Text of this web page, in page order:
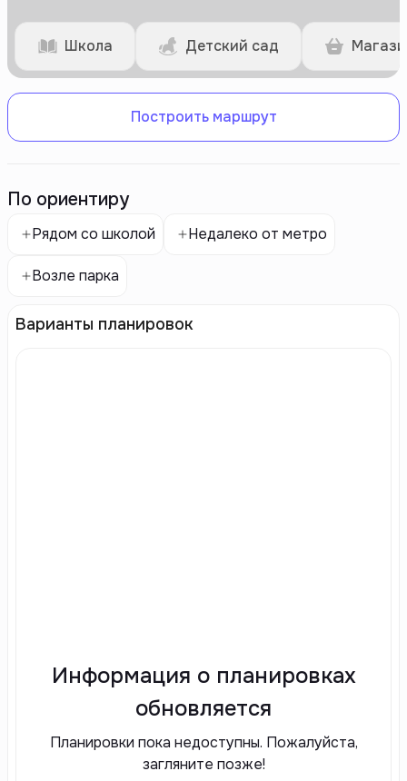
Школа Детский сад
Построить маршрут
По ориентиру
Рядом со школой Недалеко от метро
Возле парка
Варианты планировок
Информация о планировках
обновляется
Планировки пока недоступны. Пожалуйста,
загляните позже!